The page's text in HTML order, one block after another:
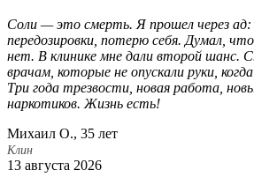
Соли — это смерть. Я прошел через ад:
передозировки, потерю себя. Думал,
нет. В клинике мне дали второй шанс.
врачам, которые не опускали руки,
Три года трезвости, новая работа,
наркотиков. Жизнь есть!
Михаил О., 35 лет
Клин
13 августа 2026